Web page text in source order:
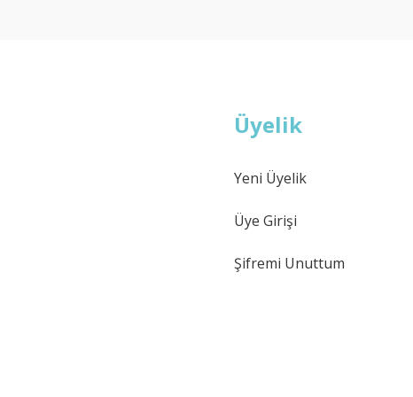
Üyelik
Yeni Üyelik
Üye Girişi
Şifremi Unuttum